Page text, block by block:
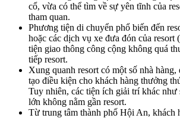
cổ, vừa có thể tìm về sự yên tĩnh của
tham quan.
Phương tiện di chuyển phổ biến đến
hoặc các dịch vụ xe đưa đón của resort
tiện giao thông công cộng không quá
tiếp resort.
Xung quanh resort có một số nhà hàng,
tạo điều kiện cho khách hàng thưởng
Tuy nhiên, các tiện ích giải trí khác
lớn không nằm gần resort.
Từ trung tâm thành phố Hội An, khách